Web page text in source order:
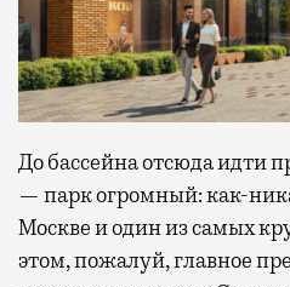
До бассейна отсюда идти
— парк огромный: как-
Москве и один из самых
этом, пожалуй, главное